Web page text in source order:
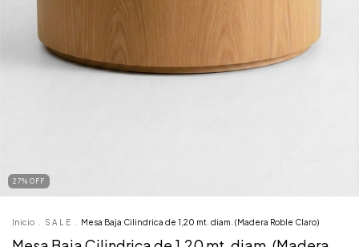
27% OFF
Inicio S A L E Mesa Baja Cilindrica de 1,20 mt. diam. (Madera Roble Claro)